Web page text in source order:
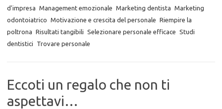
d'impresa Management emozionale Marketing dentista Marketing
odontoiatrico Motivazione e crescita del personale Riempire la
poltrona Risultati tangibili Selezionare personale efficace Studi
dentistici
Trovare personale
Eccoti un regalo che non ti
aspettavi…